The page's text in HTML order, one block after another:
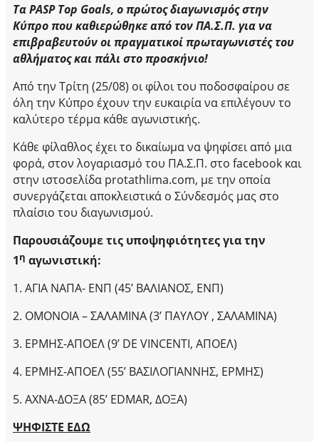
Τα PASP Top Goals, ο πρώτος διαγωνισμός στην
Κύπρο που καθιερώθηκε από τον ΠΑ.Σ.Π. για να
επιβραβευτούν οι πραγματικοί πρωταγωνιστές του
αθλήματος και πάλι στο προσκήνιο!
Από την Τρίτη (25/08) οι φίλοι του ποδοσφαίρου σε
όλη την Κύπρο έχουν την ευκαιρία να επιλέγουν το
καλύτερο τέρμα κάθε αγωνιστικής.
Κάθε φίλαθλος έχει το δικαίωμα να ψηφίσει από μια
φορά, στον λογαριασμό του ΠΑ.Σ.Π. στο facebook και
στην ιστοσελίδα protathlima.com, με την οποία
συνεργάζεται αποκλειστικά ο Σύνδεσμός μας στο
πλαίσιο του διαγωνισμού.
Παρουσιάζουμε τις υποψηφιότητες για την
1η αγωνιστική:
1. ΑΓΙΑ ΝΑΠΑ- ΕΝΠ (45’ ΒΑΛΙΑΝΟΣ, ΕΝΠ)
2. ΟΜΟΝΟΙΑ – ΣΑΛΑΜΙΝΑ (3’ ΠΑΥΛΟΥ , ΣΑΛΑΜΙΝΑ)
3. ΕΡΜΗΣ-ΑΠΟΕΛ (9’ DE VINCENTI, AΠΟΕΛ)
4. ΕΡΜΗΣ-ΑΠΟΕΛ (55’ ΒΑΣΙΛΟΓΙΑΝΝΗΣ, ΕΡΜΗΣ)
5. ΑΧΝΑ-ΔΟΞΑ (85’ EDMAR, ΔΟΞΑ)
ΨΗΦΙΣΤΕ ΕΔΩ